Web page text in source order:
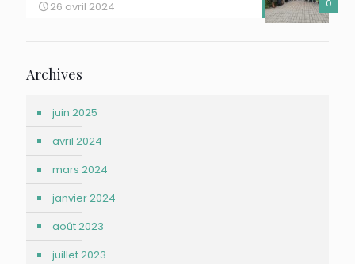
0
26 avril 2024
Archives
juin 2025
avril 2024
mars 2024
janvier 2024
août 2023
juillet 2023